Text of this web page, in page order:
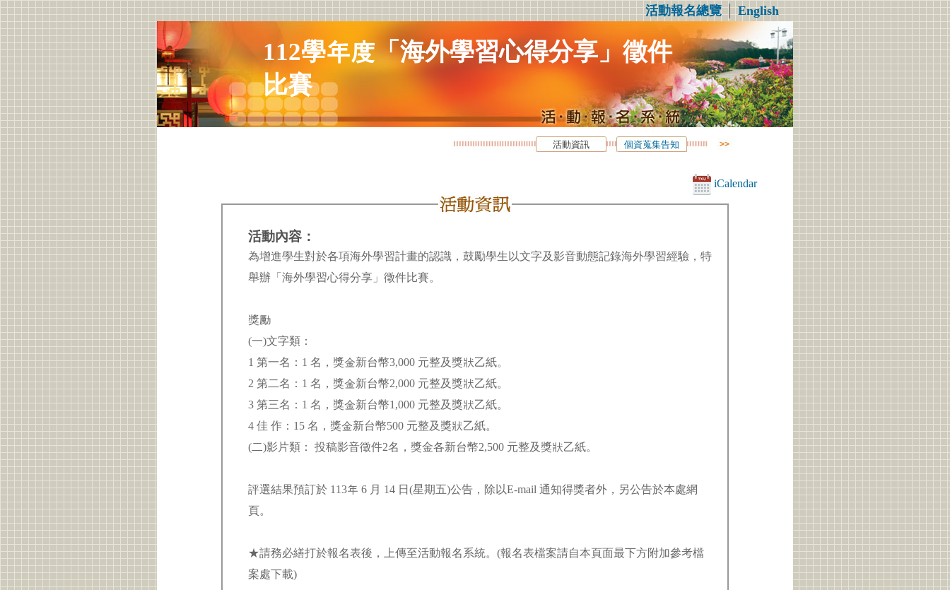
活動報名總覽│English
112學年度「海外學習心得分享」徵件
比賽
活動資訊 個資蒐集告知
iCalendar
活動內容：
為增進學生對於各項海外學習計畫的認識，鼓勵學生以文字及影音動態記錄海外學習經驗，特
舉辦「海外學習心得分享」徵件比賽。
獎勵
(一)文字類：
1 第一名：1 名，獎金新台幣3,000 元整及獎狀乙紙。
2 第二名：1 名，獎金新台幣2,000 元整及獎狀乙紙。
3 第三名：1 名，獎金新台幣1,000 元整及獎狀乙紙。
4 佳 作：15 名，獎金新台幣500 元整及獎狀乙紙。
(二)影片類： 投稿影音徵件2名，獎金各新台幣2,500 元整及獎狀乙紙。
評選結果預訂於 113年 6 月 14 日(星期五)公告，除以E-mail 通知得獎者外，另公告於本處網
頁。
★請務必繕打於報名表後，上傳至活動報名系統。(報名表檔案請自本頁面最下方附加參考檔
案處下載)